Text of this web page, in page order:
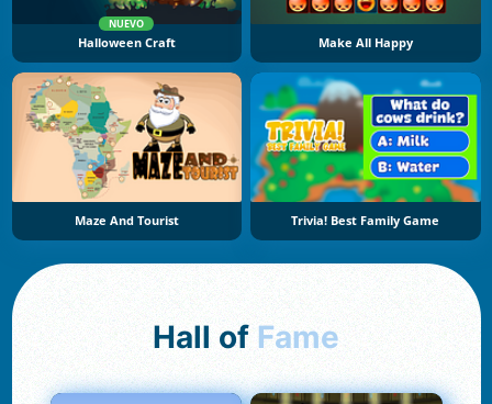
NUEVO
Halloween Craft Make All Happy
Maze And Tourist Trivia! Best Family Game
Hall of Fame